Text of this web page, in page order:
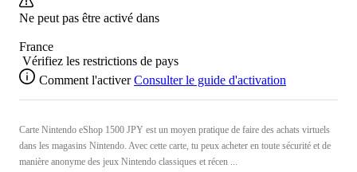
Ne peut pas être activé dans
France
Vérifiez les restrictions de pays
Comment l'activer Consulter le guide d'activation
Carte Nintendo eShop 1500 JPY est un moyen pratique de faire des achats virtuels
dans les magasins Nintendo. Avec cette carte, tu peux acheter en toute sécurité et de
manière anonyme des jeux Nintendo classiques et récen ...